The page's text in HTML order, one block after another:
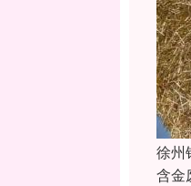
徐州
含金